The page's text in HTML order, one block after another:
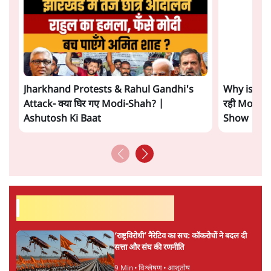
प्रमोद मल्लिककी और स्टोरी पढ़ें
अगली खबर लोड हो रही है...
शेख हसीना की प्रेस कॉन्फ्रेंस में शामिल हुए क्रिकेटर
5 Min•दुनिया
गैस भंडार बढ़ाने के लिए क्या उपभोक्ताओं पर सरकार